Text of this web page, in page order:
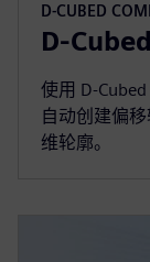
D-CUBED
D-
使用 D-
自动创建偏
维轮廓。